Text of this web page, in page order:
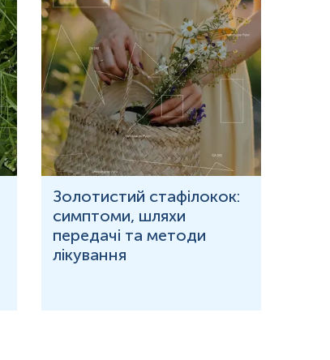
Золотистий стафілокок:
симптоми, шляхи
передачі та методи
лікування